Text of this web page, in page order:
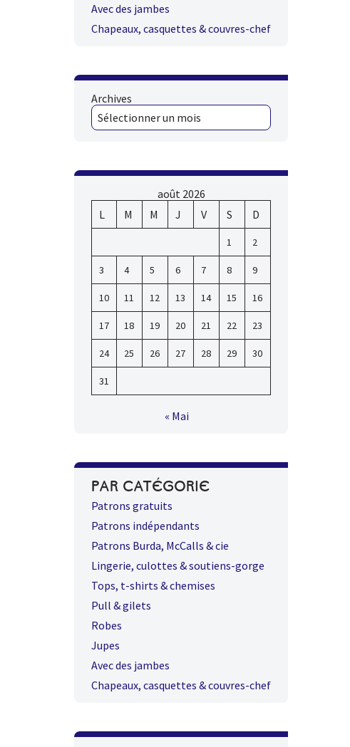
Avec des jambes
Chapeaux, casquettes & couvres-chef
Archives
août 2026
L
M M J V S D
1 2
3 4 5 6 7 8 9
10 11 12 13 14 15 16
17 18 19 20 21 22 23
24 25 26 27 28 29 30
31
« Mai
PAR CATÉGORIE
Patrons gratuits
Patrons indépendants
Patrons Burda, McCalls & cie
Lingerie, culottes & soutiens-gorge
Tops, t-shirts & chemises
Pull & gilets
Robes
Jupes
Avec des jambes
Chapeaux, casquettes & couvres-chef